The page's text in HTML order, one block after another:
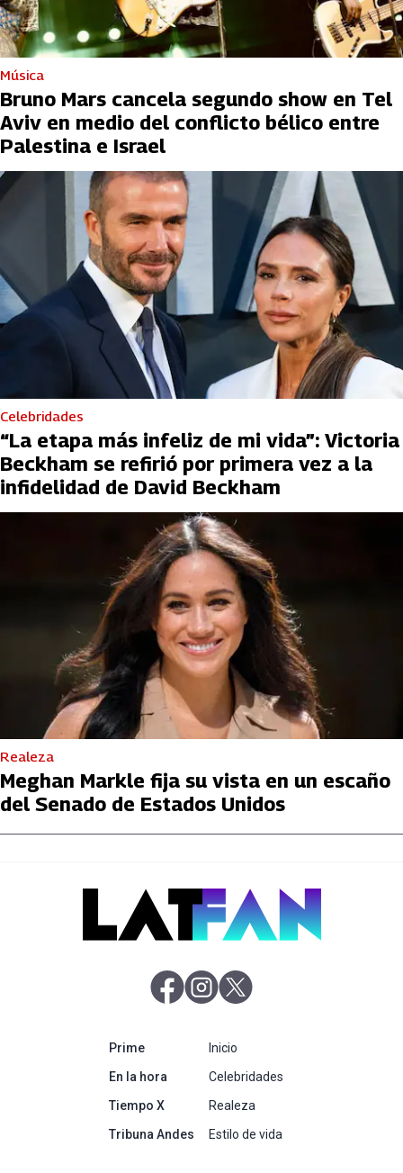
Música
Bruno Mars cancela segundo show en Tel
Aviv en medio del conflicto bélico entre
Palestina e Israel
Celebridades
“La etapa más infeliz de mi vida”: Victoria
Beckham se refirió por primera vez a la
infidelidad de David Beckham
Realeza
Meghan Markle fija su vista en un escaño
del Senado de Estados Unidos
abre en nueva pestaña
abre en nueva pestaña
Primeabre en nueva pestaña
En la hora abre en nueva pestaña
Tiempo Xabre en nueva pestaña
Tribuna Andes abre en nueva pestaña
Inicio
Celebridades
Realeza
Estilo de vida